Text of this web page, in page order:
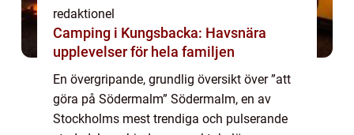
redaktionel
Camping i Kungsbacka: Havsnära
upplevelser för hela familjen
En övergripande, grundlig översikt över ”att
göra på Södermalm” Södermalm, en av
Stockholms mest trendiga och pulserande